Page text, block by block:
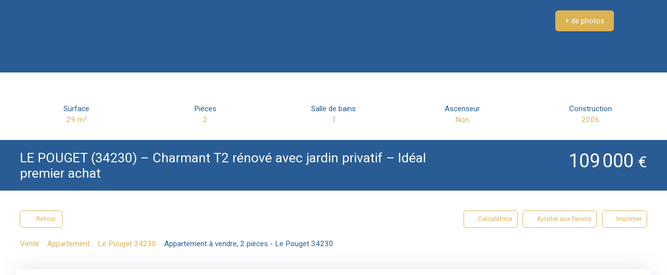
+ de photos
Surface
29 m²
Pièces
2
Salle de bains
1
Ascenseur
Non
Construction
2006
LE POUGET (34230) – Charmant T2 rénové avec jardin privatif – Idéal
premier achat
109 000 €
Retour Calculatrice Ajouter aux favoris Imprimer
Vente Appartement Le Pouget 34230 Appartement à vendre, 2 pièces - Le Pouget 34230